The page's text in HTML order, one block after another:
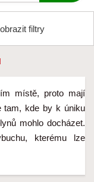
filtry
místě, proto mají
tam, kde by k úniku
mohlo docházet.
kterému lze